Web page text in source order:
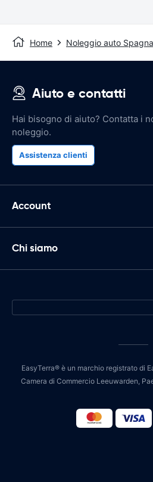
Home Noleggio auto Spagna
Aiuto e contatti
Hai bisogno di aiuto? Contatta i
noleggio.
Assistenza clienti
Account
Chi siamo
EasyTerra® è un marchio registrato di
Camera di Commercio Leeuwarden,